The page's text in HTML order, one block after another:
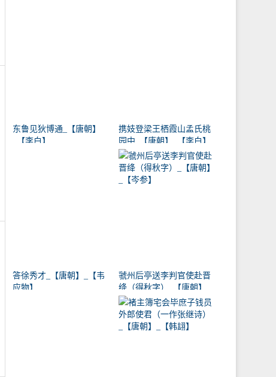
东鲁见狄博通_【唐朝】
_【李白】
携妓登梁王栖霞山孟氏桃
园中_【唐朝】_【李白】
答徐秀才_【唐朝】_【韦
应物】
虢州后亭送李判官使赴晋
绛（得秋字）_【唐朝】
_【岑参】